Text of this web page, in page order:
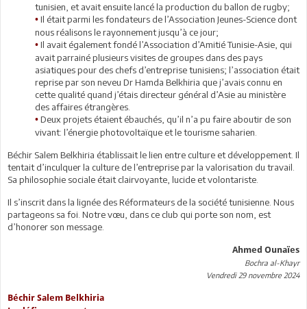
tunisien, et avait ensuite lancé la production du ballon de rugby;
• Il était parmi les fondateurs de l’Association Jeunes-Science dont
nous réalisons le rayonnement jusqu’à ce jour;
• Il avait également fondé l’Association d’Amitié Tunisie-Asie, qui
avait parrainé plusieurs visites de groupes dans des pays
asiatiques pour des chefs d’entreprise tunisiens; l’association était
reprise par son neveu Dr Hamda Belkhiria que j’avais connu en
cette qualité quand j’étais directeur général d’Asie au ministère
des affaires étrangères.
• Deux projets étaient ébauchés, qu’il n’a pu faire aboutir de son
vivant: l’énergie photovoltaïque et le tourisme saharien.
Béchir Salem Belkhiria établissait le lien entre culture et développement. Il
tentait d’inculquer la culture de l’entreprise par la valorisation du travail.
Sa philosophie sociale était clairvoyante, lucide et volontariste.
Il s’inscrit dans la lignée des Réformateurs de la société tunisienne. Nous
partageons sa foi. Notre vœu, dans ce club qui porte son nom, est
d’honorer son message.
Ahmed Ounaïes
Bochra al-Khayr
Vendredi 29 novembre 2024
Béchir Salem Belkhiria